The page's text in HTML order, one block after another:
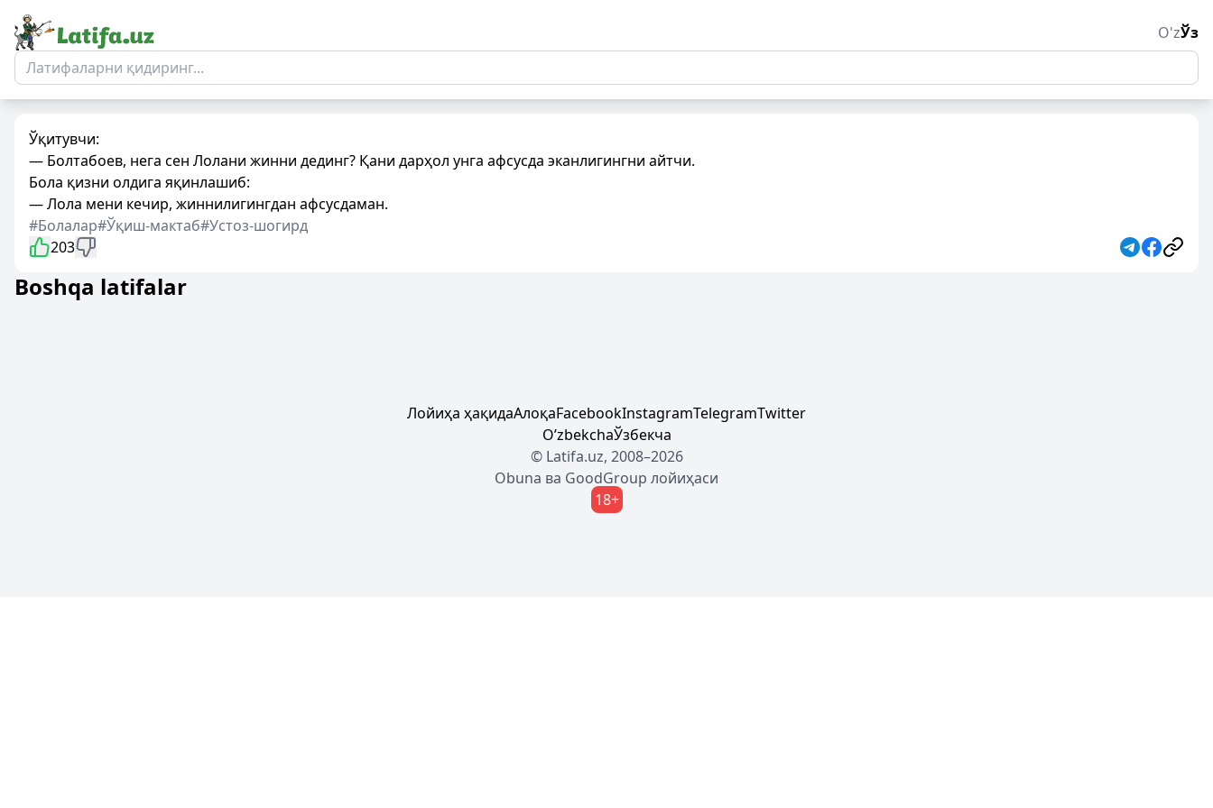
O'zЎз
Ўқитувчи:
— Болтабоев, нега сен Лолани жинни дединг? Қани дарҳол унга афсусда эканлигингни айтчи.
Бола қизни олдига яқинлашиб:
— Лола мени кечир, жиннилигингдан афсусдаман.
#Болалар#Ўқиш-мактаб#Устоз-шогирд
203
Boshqa latifalar
Лойиҳа ҳақидаАлоқаFacebookInstagramTelegramTwitter
OʼzbekchaЎзбекча
© Latifa.uz, 2008–2026
Obuna ва GoodGroup лойиҳаси
18+